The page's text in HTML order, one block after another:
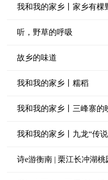
我和我的家乡丨家乡有棵
听，野草的呼吸
故乡的味道
我和我的家乡丨糯稻
我和我的家乡丨三峰寨的
我和我的家乡丨九龙“传
诗e游衡南 | 栗江长冲湖